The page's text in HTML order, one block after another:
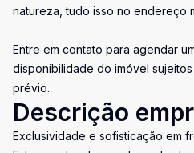
natureza, tudo isso no endereço
Entre em contato para agendar
disponibilidade do imóvel
prévio.
Descrição
Exclusividade e sofisticação em